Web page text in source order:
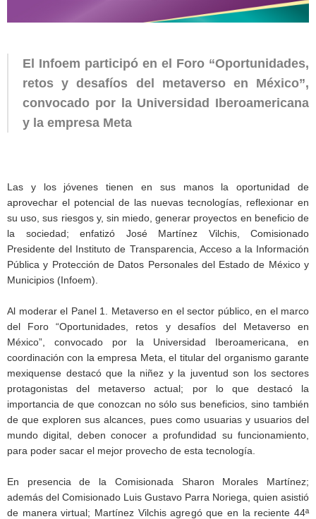
El Infoem participó en el Foro “Oportunidades,
retos y desafíos del metaverso en México”,
convocado por la Universidad Iberoamericana
y la empresa Meta
Las y los jóvenes tienen en sus manos la oportunidad de
aprovechar el potencial de las nuevas tecnologías, reflexionar en
su uso, sus riesgos y, sin miedo, generar proyectos en beneficio de
la sociedad; enfatizó José Martínez Vilchis, Comisionado
Presidente del Instituto de Transparencia, Acceso a la Información
Pública y Protección de Datos Personales del Estado de México y
Municipios (Infoem).
Al moderar el Panel 1. Metaverso en el sector público, en el marco
del Foro “Oportunidades, retos y desafíos del Metaverso en
México”, convocado por la Universidad Iberoamericana, en
coordinación con la empresa Meta, el titular del organismo garante
mexiquense destacó que la niñez y la juventud son los sectores
protagonistas del metaverso actual; por lo que destacó la
importancia de que conozcan no sólo sus beneficios, sino también
de que exploren sus alcances, pues como usuarias y usuarios del
mundo digital, deben conocer a profundidad su funcionamiento,
para poder sacar el mejor provecho de esta tecnología.
En presencia de la Comisionada Sharon Morales Martínez;
además del Comisionado Luis Gustavo Parra Noriega, quien asistió
de manera virtual; Martínez Vilchis agregó que en la reciente 44ª